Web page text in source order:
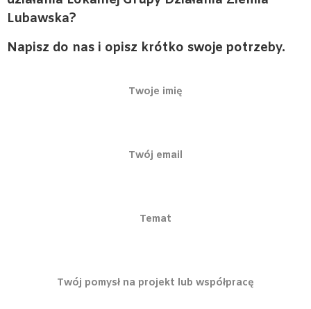
Lubawska?
Napisz do nas i opisz krótko swoje potrzeby.
Twoje imię
Twój email
Temat
Twój pomysł na projekt lub współpracę